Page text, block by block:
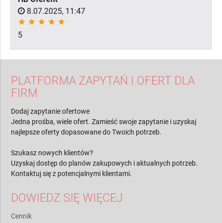
8.07.2025, 11:47
star star star star star
5
PLATFORMA ZAPYTAŃ I OFERT DLA
FIRM
Dodaj zapytanie ofertowe
Jedna prośba, wiele ofert. Zamieść swoje zapytanie i uzyskaj
najlepsze oferty dopasowane do Twoich potrzeb.
Szukasz nowych klientów?
Uzyskaj dostęp do planów zakupowych i aktualnych potrzeb.
Kontaktuj się z potencjalnymi klientami.
DOWIEDZ SIĘ WIĘCEJ
Cennik